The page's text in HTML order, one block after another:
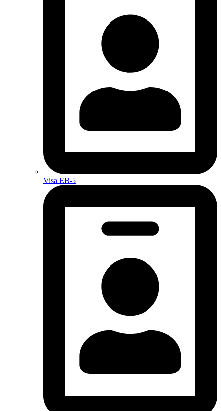
Visa EB-5